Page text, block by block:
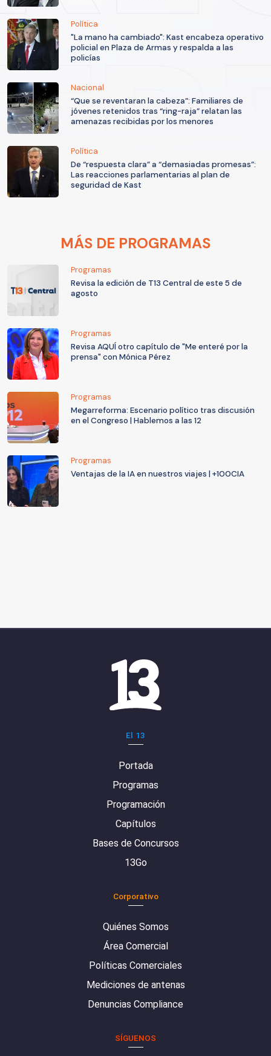
Política
"La mano ha cambiado": Kast encabeza operativo
policial en Plaza de Armas y respalda a las
policías
Nacional
“Que se reventaran la cabeza”: Familiares de
jóvenes retenidos tras “ring-raja” relatan las
amenazas recibidas por los menores
Política
De “respuesta clara” a “demasiadas promesas”:
Las reacciones parlamentarias al plan de
seguridad de Kast
MÁS DE PROGRAMAS
Programas
Revisa la edición de T13 Central de este 5 de
agosto
Programas
Revisa AQUÍ otro capítulo de "Me enteré por la
prensa" con Mónica Pérez
Programas
Megarreforma: Escenario político tras discusión
en el Congreso | Hablemos a las 12
Programas
Ventajas de la IA en nuestros viajes | +100CIA
El 13
Portada
Programas
Programación
Capítulos
Bases de Concursos
13Go
Corporativo
Quiénes Somos
Área Comercial
Políticas Comerciales
Mediciones de antenas
Denuncias Compliance
SÍGUENOS